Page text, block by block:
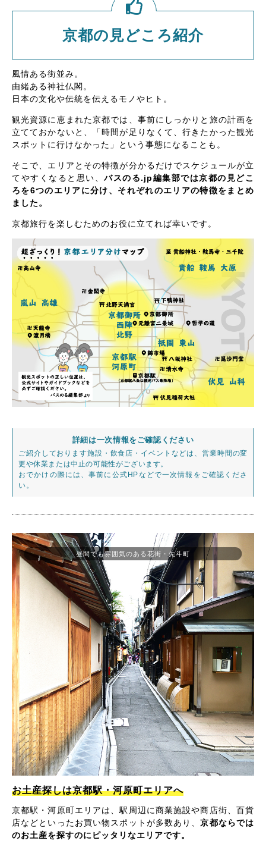
京都の見どころ紹介
風情ある街並み。
由緒ある神社仏閣。
日本の文化や伝統を伝えるモノやヒト。
観光資源に恵まれた京都では、事前にしっかりと旅の計画を
立てておかないと、「時間が足りなくて、行きたかった観光
スポットに行けなかった」という事態になることも。
そこで、エリアとその特徴が分かるだけでスケジュールが立
てやすくなると思い、バスのる.jp編集部では京都の見どこ
ろを6つのエリアに分け、それぞれのエリアの特徴をまとめ
ました。
京都旅行を楽しむためのお役に立てれば幸いです。
詳細は一次情報をご確認ください
ご紹介しております施設・飲食店・イベントなどは、営業時間の変
更や休業または中止の可能性がございます。
おでかけの際には、事前に公式HPなどで一次情報をご確認くださ
い。
昼間でも雰囲気のある花街・先斗町
お土産探しは京都駅・河原町エリアへ
京都駅・河原町エリアは、駅周辺に商業施設や商店街、百貨
店などといったお買い物スポットが多数あり、京都ならでは
のお土産を探すのにピッタリなエリアです。